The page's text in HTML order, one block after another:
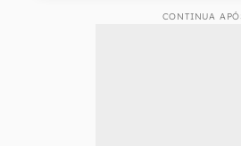
CONTINUA